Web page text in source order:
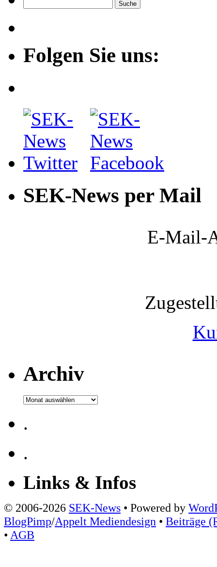
Folgen Sie uns:
SEK-News per Mail
E-Mail-
Archiv
Archiv
.
.
Links & Infos
© 2006-2026 SEK-News • Powered by
BlogPimp/Appelt Mediendesign • Beiträge
• AGB